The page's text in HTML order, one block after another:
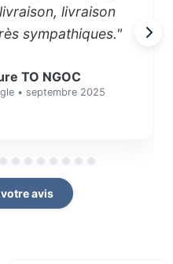
livraison
sympathiques."
TO NGOC
• septembre 2025
avis